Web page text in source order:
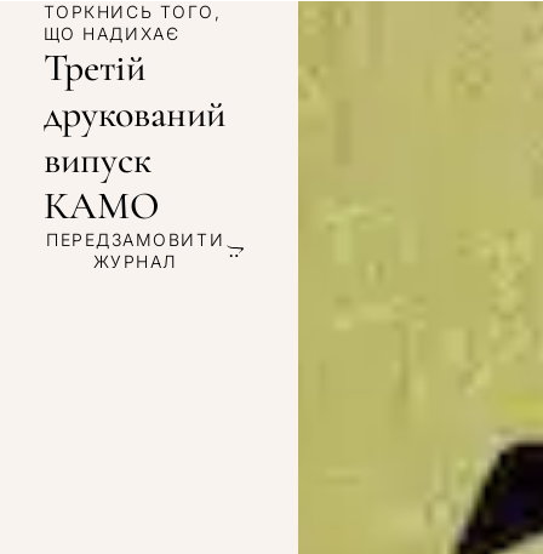
ТОРКНИСЬ ТОГО,
ЩО НАДИХАЄ
Третій
друкований
випуск
КАМО
ПЕРЕДЗАМОВИТИ
ЖУРНАЛ